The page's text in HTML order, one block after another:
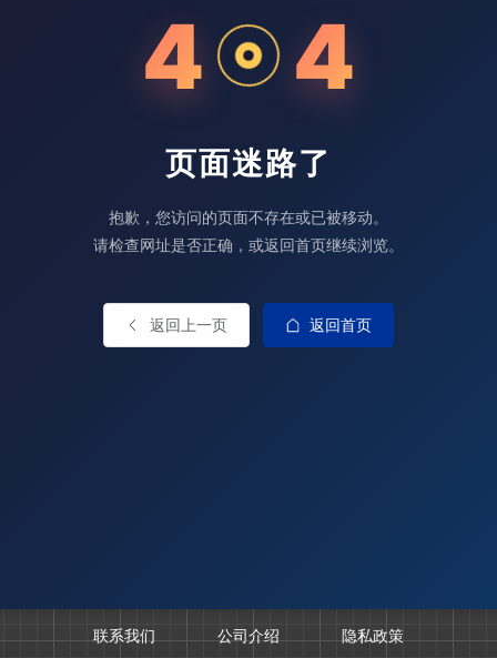
4 4
页面迷路了
抱歉，您访问的页面不存在或已被移动。
请检查网址是否正确，或返回首页继续浏览。
返回上一页 返回首页
联系我们 公司介绍 隐私政策